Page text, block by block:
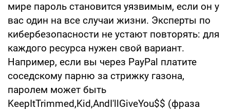
мире пароль становится уязвимым, если он у
вас один на все случаи жизни. Эксперты по
кибербезопасности не устают повторять: для
каждого ресурса нужен свой вариант.
Например, если вы через PayPal платите
соседскому парню за стрижку газона,
паролем может быть
KeepItTrimmed,Kid,AndI'llGiveYou$$ (фраза